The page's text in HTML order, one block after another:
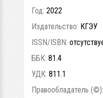
Год: 2022
Издательство: КГЭУ
ISSN/ISBN:
ББК: 81.4
УДК: 811.1
Правообладатель (©):